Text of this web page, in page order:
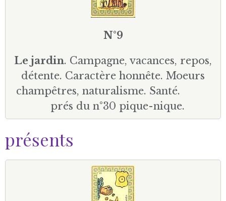
N°9
Le jardin. Campagne, vacances, repos,
détente. Caractère honnête. Moeurs
champêtres, naturalisme. Santé.
prés du n°30 pique-nique.
présents